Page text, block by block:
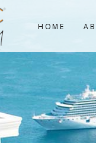
HOME